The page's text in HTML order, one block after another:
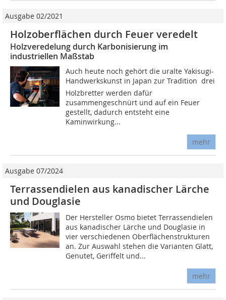
Ausgabe 02/2021
Holzoberflächen durch Feuer veredelt
Holzveredelung durch Karbonisierung im
industriellen Maßstab
Auch heute noch gehört die uralte Yakisugi-
Handwerkskunst in Japan zur Tradition ­ drei
Holzbretter werden dafür
zusammengeschnürt und auf ein Feuer
gestellt, dadurch entsteht eine
Kaminwirkung...
mehr
Ausgabe 07/2024
Terrassendielen aus kanadischer Lärche
und Douglasie
Der Hersteller Osmo bietet Terrassendielen
aus kanadischer Lärche und Douglasie in
vier verschiedenen Oberflächenstrukturen
an. Zur Auswahl stehen die Varianten Glatt,
Genutet, Geriffelt und...
mehr